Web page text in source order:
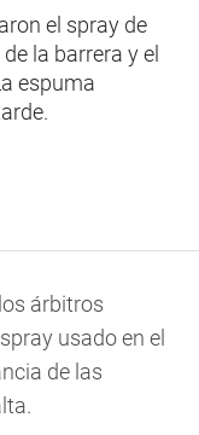
el spray de
la barrera y el
espuma
árbitros
usado en el
de las